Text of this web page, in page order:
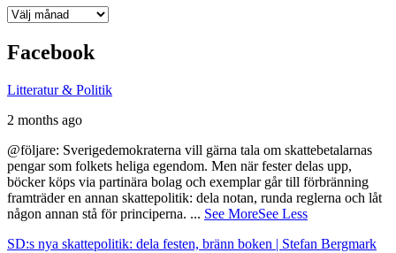
Arkiv
Facebook
Litteratur & Politik
2 months ago
@följare: Sverigedemokraterna vill gärna tala om skattebetalarnas
pengar som folkets heliga egendom. Men när fester delas upp,
böcker köps via partinära bolag och exemplar går till förbränning
framträder en annan skattepolitik: dela notan, runda reglerna och låt
någon annan stå för principerna. ... See MoreSee Less
SD:s nya skattepolitik: dela festen, bränn boken | Stefan Bergmark